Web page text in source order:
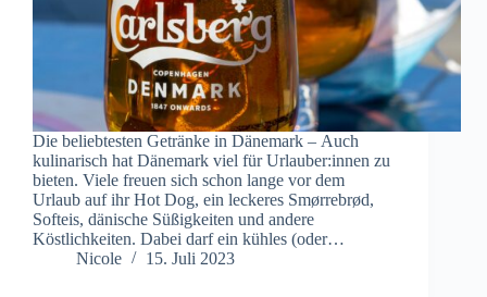
Die beliebtesten Getränke in Dänemark – Auch
kulinarisch hat Dänemark viel für Urlauber:innen zu
bieten. Viele freuen sich schon lange vor dem
Urlaub auf ihr Hot Dog, ein leckeres Smørrebrød,
Softeis, dänische Süßigkeiten und andere
Köstlichkeiten. Dabei darf ein kühles (oder…
Nicole
15. Juli 2023